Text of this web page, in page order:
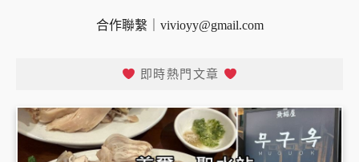
合作聯繫｜ vivioyy@gmail.com
即時熱門文章